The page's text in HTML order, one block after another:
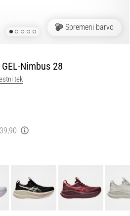
Spremeni barvo
Nimbus 28
tek